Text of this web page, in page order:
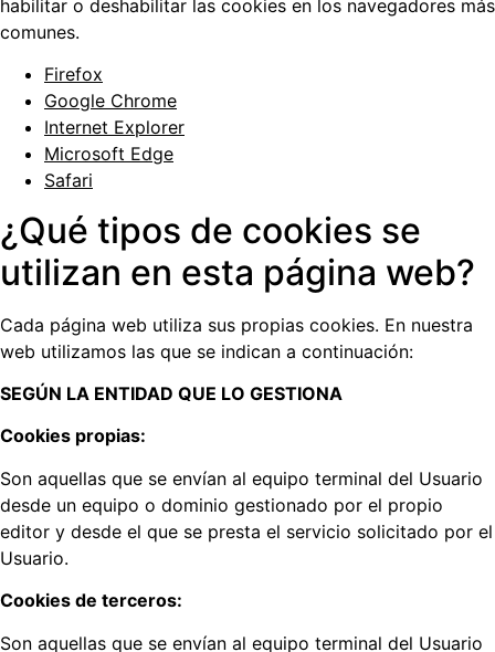
habilitar o deshabilitar las cookies en los navegadores más
comunes.
Firefox
Google Chrome
Internet Explorer
Microsoft Edge
Safari
¿Qué tipos de cookies se
utilizan en esta página web?
Cada página web utiliza sus propias cookies. En nuestra
web utilizamos las que se indican a continuación:
SEGÚN LA ENTIDAD QUE LO GESTIONA
Cookies propias:
Son aquellas que se envían al equipo terminal del Usuario
desde un equipo o dominio gestionado por el propio
editor y desde el que se presta el servicio solicitado por el
Usuario.
Cookies de terceros:
Son aquellas que se envían al equipo terminal del Usuario